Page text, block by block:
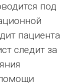
под
пациента
следит за